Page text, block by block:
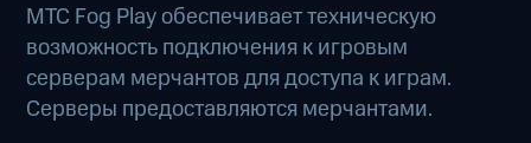
МТС Fog Play обеспечивает техническую
возможность подключения к игровым
серверам мерчантов для доступа к играм.
Серверы предоставляются мерчантами.